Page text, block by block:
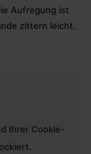
Aufregung ist
zittern leicht.
Ihrer Cookie-